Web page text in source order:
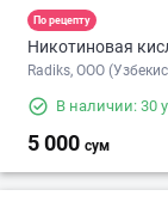
По рецепту
Никотиновая
Radiks, ООО
В наличии: 30
5 000 сум